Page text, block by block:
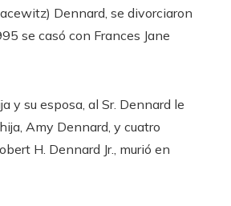
Dennard, se divorciaron
se casó con Frances Jane
y su esposa, al Sr. Dennard le
Amy Dennard, y cuatro
H. Dennard Jr., murió en